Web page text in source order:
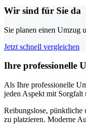
Wir sind für Sie da
Sie planen einen Umzug
Jetzt schnell vergleichen
Ihre professionelle
Als Ihre professionelle
jeden Aspekt mit Sorgfalt
Reibungslose, pünktliche
zu platzieren. Moderne